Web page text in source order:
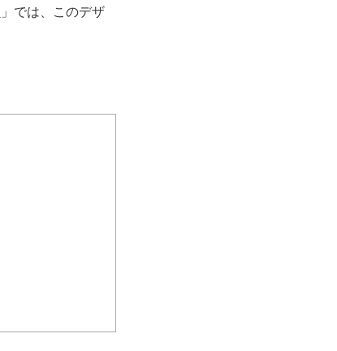
」では、このデザ